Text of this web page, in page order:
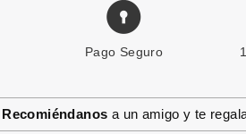
Pvr 3.99€
Pago Seguro
Recomiéndanos a un amigo y te